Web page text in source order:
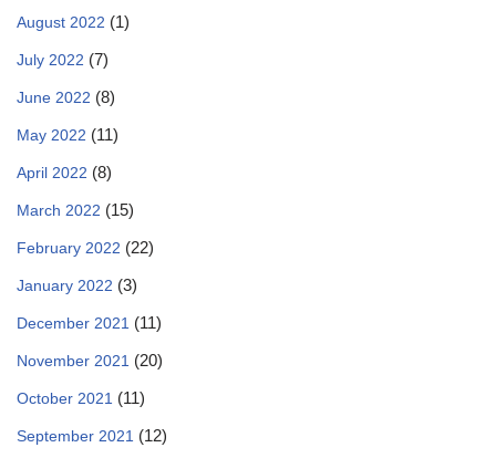
August 2022 (1)
July 2022 (7)
June 2022 (8)
May 2022 (11)
April 2022 (8)
March 2022 (15)
February 2022 (22)
January 2022 (3)
December 2021 (11)
November 2021 (20)
October 2021 (11)
September 2021 (12)